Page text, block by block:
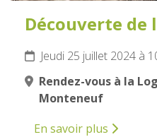
Découverte de
Jeudi 25 juillet 2024 à
Rendez-vous à la
Monteneuf
En savoir plus